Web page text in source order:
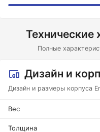
Технические
Полные
Дизайн и
Дизайн и размеры корпуса
Вес
Толщина